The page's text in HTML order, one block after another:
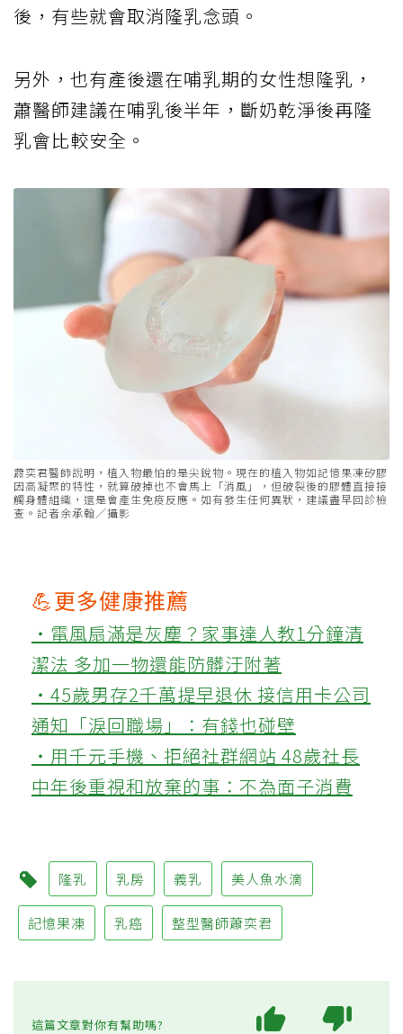
後，有些就會取消隆乳念頭。
另外，也有產後還在哺乳期的女性想隆乳，
蕭醫師建議在哺乳後半年，斷奶乾淨後再隆
乳會比較安全。
蕭奕君醫師說明，植入物最怕的是尖銳物。現在的植入物如記憶果凍矽膠
因高凝聚的特性，就算破掉也不會馬上「消風」，但破裂後的膠體直接接
觸身體組織，還是會產生免疫反應。如有發生任何異狀，建議盡早回診檢
查。記者余承翰／攝影
💪更多健康推薦
‧電風扇滿是灰塵？家事達人教1分鐘清
潔法 多加一物還能防髒汙附著
‧45歲男存2千萬提早退休 接信用卡公司
通知「淚回職場」：有錢也碰壁
‧用千元手機、拒絕社群網站 48歲社長
中年後重視和放棄的事：不為面子消費
隆乳 乳房 義乳 美人魚水滴
記憶果凍 乳癌 整型醫師蕭奕君
這篇文章對你有幫助嗎?